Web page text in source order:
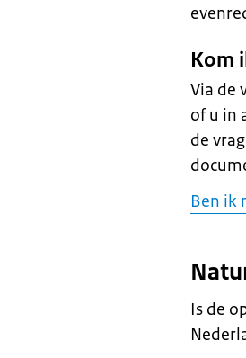
Kom
Via de
of u in
de
Ben ik
Is de